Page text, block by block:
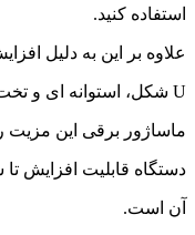
استفاده کنید.
علاوه بر این به دلیل
U شکل، استوانه ای و تخت است.
ماساژور برقی این مزیت
دستگاه قابلیت افزایش تا سه برابر را دارد. 5 حالت لرزش برای این دستگاه در نظر
آن است.